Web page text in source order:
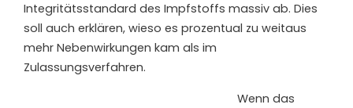
Integritätsstandard des Impfstoffs massiv ab. Dies
soll auch erklären, wieso es prozentual zu weitaus
mehr Nebenwirkungen kam als im
Zulassungsverfahren.
Wenn das